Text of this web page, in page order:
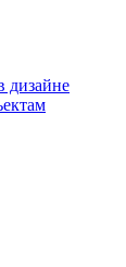
дизайне